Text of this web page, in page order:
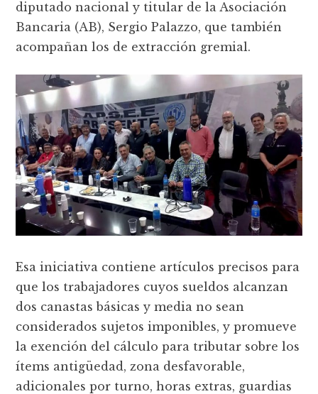
diputado nacional y titular de la Asociación
Bancaria (AB), Sergio Palazzo, que también
acompañan los de extracción gremial.
Esa iniciativa contiene artículos precisos para
que los trabajadores cuyos sueldos alcanzan
dos canastas básicas y media no sean
considerados sujetos imponibles, y promueve
la exención del cálculo para tributar sobre los
ítems antigüedad, zona desfavorable,
adicionales por turno, horas extras, guardias